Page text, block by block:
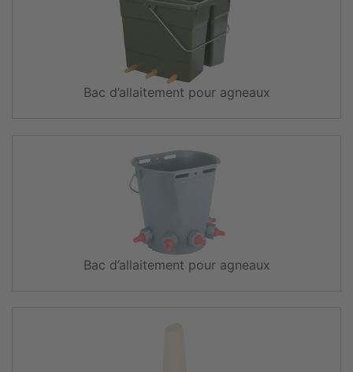
Bac d’allaitement pour agneaux
Bac d’allaitement pour agneaux